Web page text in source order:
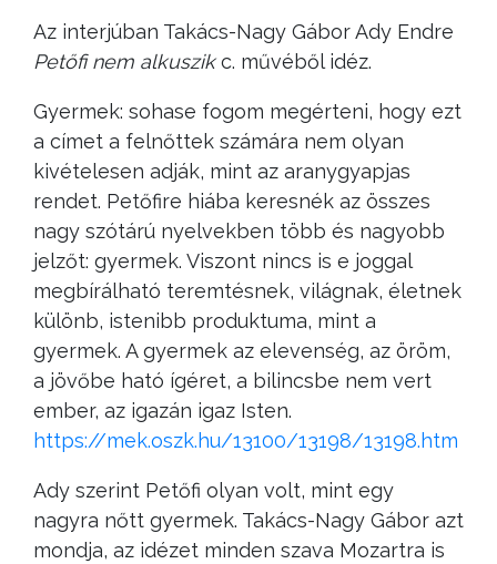
Az interjúban Takács-Nagy Gábor Ady Endre
Petőfi nem alkuszikc. művéből idéz.
Gyermek: sohase fogom megérteni, hogy ezt
a címet a felnőttek számára nem olyan
kivételesen adják, mint az aranygyapjas
rendet. Petőfire hiába keresnék az összes
nagy szótárú nyelvekben több és nagyobb
jelzőt: gyermek. Viszont nincs is e joggal
megbírálható teremtésnek, világnak, életnek
különb, istenibb produktuma, mint a
gyermek. A gyermek az elevenség, az öröm,
a jövőbe ható ígéret, a bilincsbe nem vert
ember, az igazán igaz Isten.
https://mek.oszk.hu/13100/13198/13198.htm
Ady szerint Petőfi olyan volt, mint egy
nagyra nőtt gyermek. Takács-Nagy Gábor azt
mondja, az idézet minden szava Mozartra is